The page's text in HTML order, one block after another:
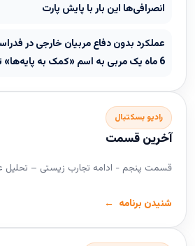
انصرافی‌ها این بار با پایش پارت
عملکرد بدون دفاع مربیان خارجی در
6 ماه یک مربی به اسم «کمک به پایه‌ها» تغییر می‌کند؟
رادیو بسکتبال
آخرین قسمت
قسمت پنجم - ادامه تجارب زیستی – تحلیل
شنیدن برنامه